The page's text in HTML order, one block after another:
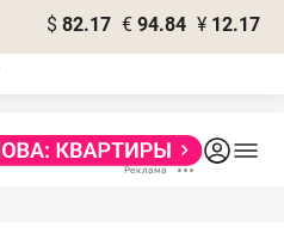
$ 82.17 € 94.84 ¥ 12.17